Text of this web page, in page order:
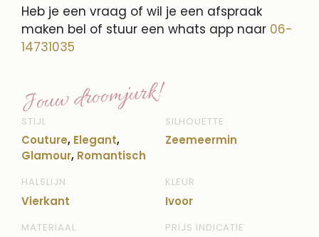
Heb je een vraag of wil je een afspraak
maken bel of stuur een whats app naar 06-
14731035
Jouw droomjurk!
STIJL
Couture, Elegant,
Glamour, Romantisch
SILHOUETTE
Zeemeermin
HALSLIJN
Vierkant
KLEUR
Ivoor
MATERIAAL PRIJS INDICATIE